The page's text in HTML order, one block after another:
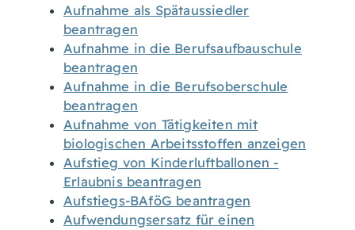
Aufnahme als Spätaussiedler
beantragen
Aufnahme in die Berufsaufbauschule
beantragen
Aufnahme in die Berufsoberschule
beantragen
Aufnahme von Tätigkeiten mit
biologischen Arbeitsstoffen anzeigen
Aufstieg von Kinderluftballonen -
Erlaubnis beantragen
Aufstiegs-BAföG beantragen
Aufwendungsersatz für einen